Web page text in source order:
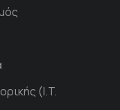
(I.T.